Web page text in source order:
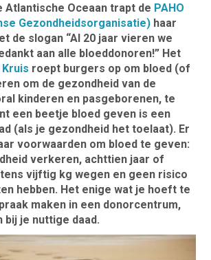
Atlantische Oceaan trapt de PAHO
Gezondheidsorganisatie) haar
de slogan “Al 20 jaar vieren we
aan alle bloeddonoren!” Het
Kruis roept burgers op om bloed (of
om de gezondheid van de
kinderen en pasgeborenen, te
een beetje bloed geven is een
(als je gezondheid het toelaat). Er
voorwaarden om bloed te geven:
verkeren, achttien jaar of
vijftig kg wegen en geen risico
hebben. Het enige wat je hoeft te
maken in een donorcentrum,
bij je nuttige daad.